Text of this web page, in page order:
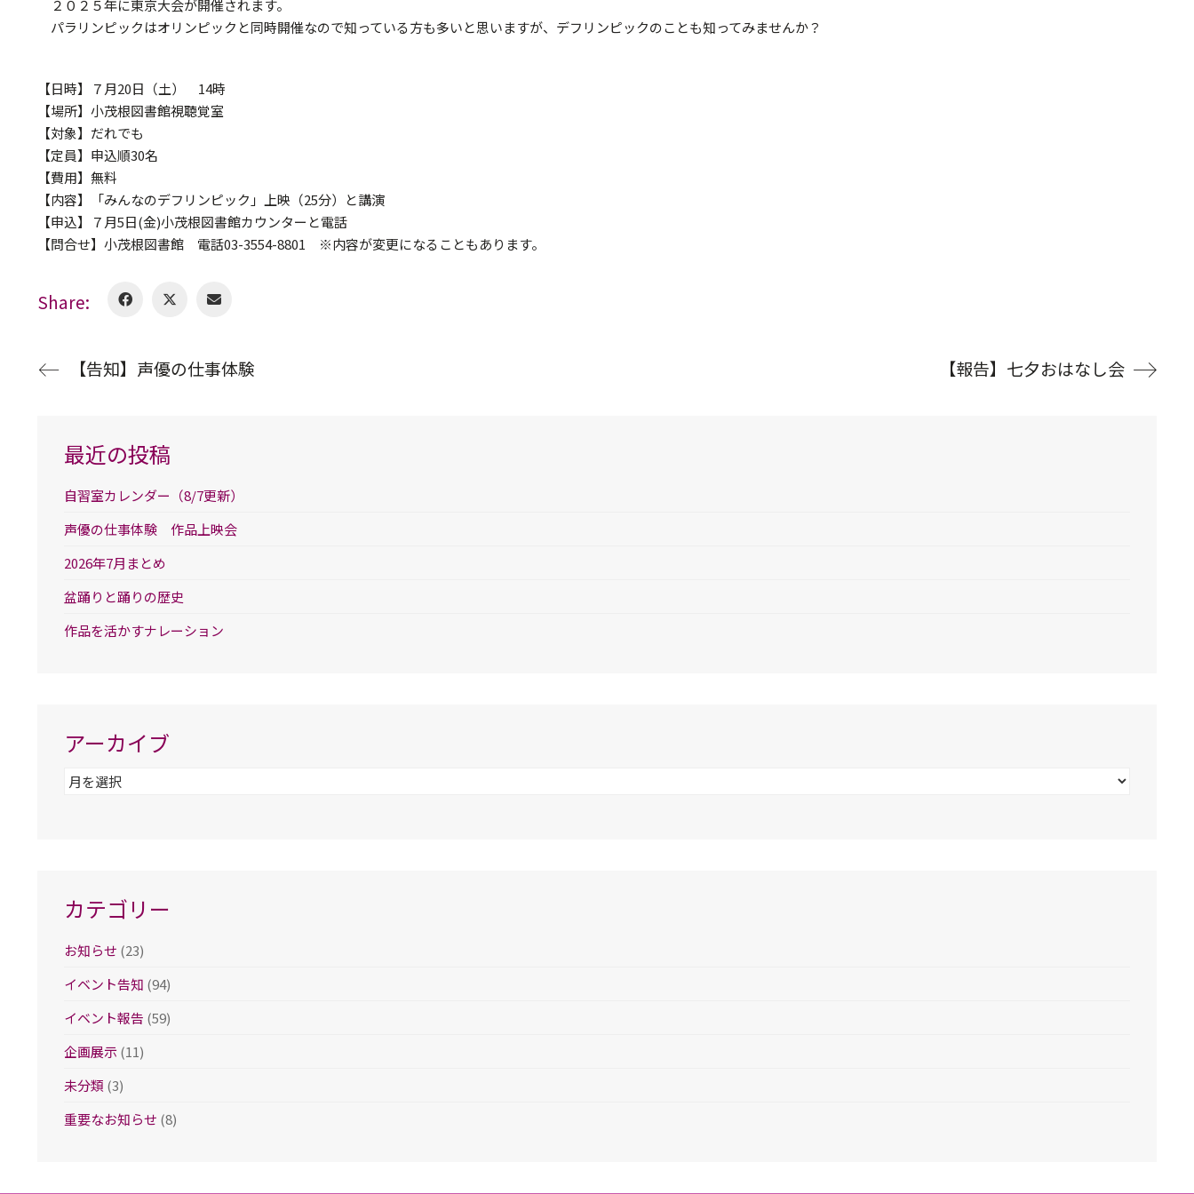
２０２５年に東京大会が開催されます。
パラリンピックはオリンピックと同時開催なので知っている方も多いと思いますが、デフリンピックのことも知ってみませんか？
【日時】７月20日（土） 14時
【場所】小茂根図書館視聴覚室
【対象】だれでも
【定員】申込順30名
【費用】無料
【内容】「みんなのデフリンピック」上映（25分）と講演
【申込】７月5日(金)小茂根図書館カウンターと電話
【問合せ】小茂根図書館 電話03-3554-8801 ※内容が変更になることもあります。
Share:
【告知】声優の仕事体験 【報告】七夕おはなし会
最近の投稿
自習室カレンダー（8/7更新）
声優の仕事体験 作品上映会
2026年7月まとめ
盆踊りと踊りの歴史
作品を活かすナレーション
アーカイブ
ア
カテゴリー
お知らせ (23)
イベント告知 (94)
イベント報告 (59)
企画展示(11)
未分類 (3)
重要なお知らせ (8)